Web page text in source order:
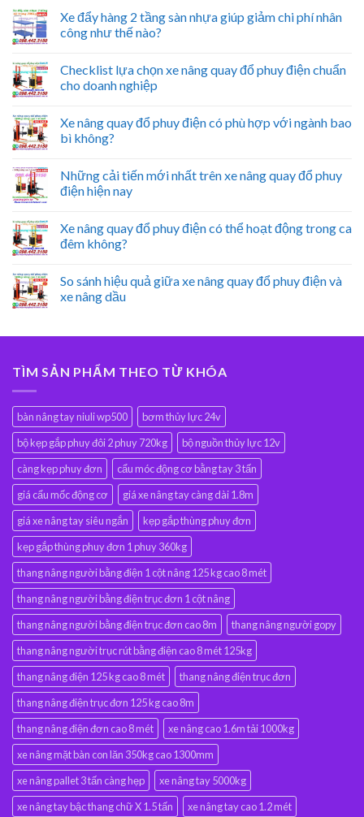
Xe đẩy hàng 2 tầng sàn nhựa giúp giảm chi phí nhân
công như thế nào?
Checklist lựa chọn xe nâng quay đổ phuy điện chuẩn
cho doanh nghiệp
Xe nâng quay đổ phuy điện có phù hợp với ngành bao
bì không?
Những cải tiến mới nhất trên xe nâng quay đổ phuy
điện hiện nay
Xe nâng quay đổ phuy điện có thể hoạt động trong ca
đêm không?
So sánh hiệu quả giữa xe nâng quay đổ phuy điện và
xe nâng dầu
TÌM SẢN PHẨM THEO TỪ KHÓA
bàn nâng tay niuli wp500
bơm thủy lực 24v
bộ kẹp gắp phuy đôi 2 phuy 720kg
bộ nguồn thủy lực 12v
càng kẹp phuy đơn
cẩu móc động cơ bằng tay 3 tấn
giá cẩu mốc động cơ
giá xe nâng tay càng dài 1.8m
giá xe nâng tay siêu ngắn
kẹp gắp thùng phuy đơn
kẹp gắp thùng phuy đơn 1 phuy 360kg
thang nâng người bằng điện 1 cột nâng 125 kg cao 8 mét
thang nâng người bằng điện trục đơn 1 cột nâng
thang nâng người bằng điện trục đơn cao 8m
thang nâng người gopy
thang nâng người trục rút bằng điện cao 8 mét 125kg
thang nâng điện 125 kg cao 8 mét
thang nâng điện trục đơn
thang nâng điện trục đơn 125 kg cao 8m
thang nâng điện đơn cao 8 mét
xe nâng cao 1.6m tải 1000kg
xe nâng mặt bàn con lăn 350kg cao 1300mm
xe nâng pallet 3 tấn càng hẹp
xe nâng tay 5000kg
xe nâng tay bậc thang chữ X 1.5 tấn
xe nâng tay cao 1.2 mét